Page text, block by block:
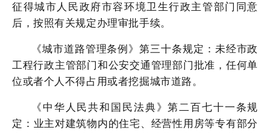
征得城市人民政府市容环境卫生行政主管部门同意
后，按照有关规定办理审批手续。
《城市道路管理条例》第三十条规定： 未经市政
工程行政主管部门和公安交通管理部门批准，任何单
位或者个人不得占用或者挖掘城市道路。
《中华人民共和国 民法典》第二百七十一条规
定： 业主对建筑物内的住宅、经营性用房等专有部分